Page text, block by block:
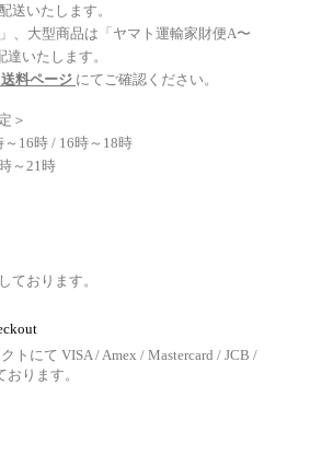
送いたします。
、大型商品は「ヤマト運輸家財便A〜
いたします。
料ページ にてご確認ください。
＞
16時 / 16時～18時
～21時
ております。
トにて VISA / Amex / Mastercard / JCB /
ります。